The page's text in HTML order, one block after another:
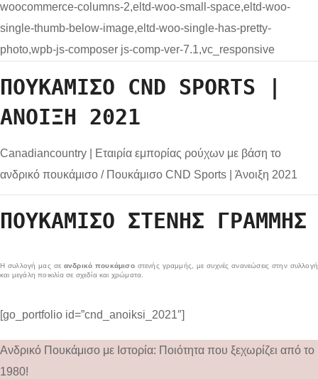
woocommerce-columns-2,eltd-woo-small-space,eltd-woo-
single-thumb-below-image,eltd-woo-single-has-pretty-
photo,wpb-js-composer js-comp-ver-7.1,vc_responsive
ΠΟΥΚΆΜΙΣΟ CND SPORTS |
ΆΝΟΙΞΗ 2021
Canadiancountry | Εταιρία εμπορίας ρούχων με βάση το
ανδρικό πουκάμισο / Πουκάμισο CND Sports | Άνοιξη 2021
ΠΟΥΚΆΜΙΣΟ ΣΤΕΝΗΣ ΓΡΑΜΜΉΣ
Η συλλογή μας σε ανδρικό πουκάμισοστενής γραμμής, με συχνές ανανεώσεις στην συλλογή
και μεγάλη ποικιλία σε σχεδία και χρώματα.
[go_portfolio id=”cnd_anoiksi_2021″]
Ανδρικό Πουκάμισο με Ιστορία: Ποιότητα που ξεχωρίζει από το
1980!